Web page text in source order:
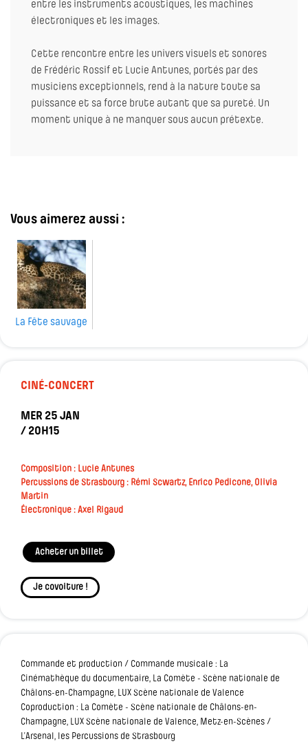
entre les instruments acoustiques, les machines
électroniques et les images.
Cette rencontre entre les univers visuels et sonores
de Frédéric Rossif et Lucie Antunes, portés par des
musiciens exceptionnels, rend à la nature toute sa
puissance et sa force brute autant que sa pureté. Un
moment unique à ne manquer sous aucun prétexte.
Vous aimerez aussi :
La Fête sauvage
CINÉ-CONCERT
MER 25 JAN
/ 20H15
Composition : Lucie Antunes
Percussions de Strasbourg : Rémi Scwartz, Enrico Pedicone, Olivia
Martin
Électronique : Axel Rigaud
Acheter un billet
Je covoiture !
Commande et production / Commande musicale : La
Cinémathèque du documentaire, La Comète - Scène nationale de
Châlons-en-Champagne, LUX Scène nationale de Valence
Coproduction : La Comète - Scène nationale de Châlons-en-
Champagne, LUX Scène nationale de Valence, Metz-en-Scènes /
L’Arsenal, les Percussions de Strasbourg